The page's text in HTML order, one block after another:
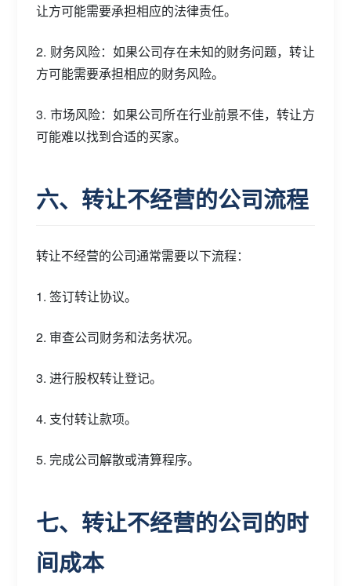
让方可能需要承担相应的法律责任。
2. 财务风险：如果公司存在未知的财务问题，转让
方可能需要承担相应的财务风险。
3. 市场风险：如果公司所在行业前景不佳，转让方
可能难以找到合适的买家。
六、转让不经营的公司流程
转让不经营的公司通常需要以下流程：
1. 签订转让协议。
2. 审查公司财务和法务状况。
3. 进行股权转让登记。
4. 支付转让款项。
5. 完成公司解散或清算程序。
七、转让不经营的公司的时
间成本